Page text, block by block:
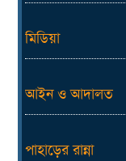
মিডিয়া
আইন ও আদালত
পাহাড়ের রান্না